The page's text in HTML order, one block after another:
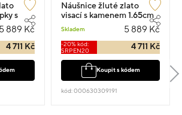
s
5 889 Kč
4 711 Kč
Náušnice žluté zlato
visací s kamenem 1.65cm
Skladem 5 889 Kč
-20% kód:
SRPEN20
4 711 Kč
Koupit s kódem
kód: 000630309191